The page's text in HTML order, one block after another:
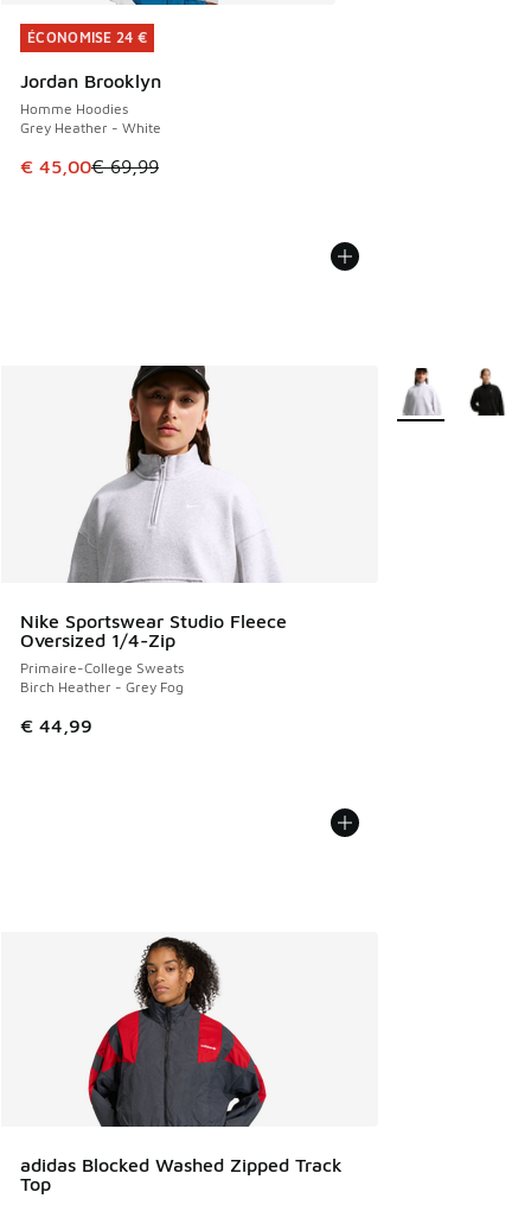
ÉCONOMISE 24 €
Jordan Brooklyn
Homme Hoodies
Grey Heather - White
Cet article est en promotion. Prix en baisse de € 69,99 à
€ 45,00€ 69,99
ÉCONOMISE 24 €
Nike Sportswear Studio Fleece
Oversized 1/4-Zip
Primaire-College Sweats
Birch Heather - Grey Fog
€ 44,99
Plus de couleurs
adidas Blocked Washed Zipped Track
Top